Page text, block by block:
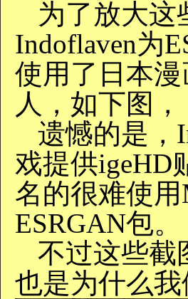
为了放大这
Indoflaven为
使用了日本
人，如下图
遗憾的是，
戏提供igeHD
名的很难使
ESRGAN包。
不过这些截
也是为什么